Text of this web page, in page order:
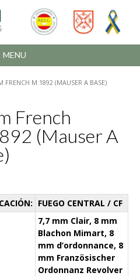
MENU
FRENCH M.1892 (MAUSER A BASE)
French
(Mauser A
FUEGO CENTRAL / CF
7,7 mm Clair, 8 mm
Blachon Mimart, 8
mm d’ordonnance, 8
mm Französischer
Ordonnanz Revolver